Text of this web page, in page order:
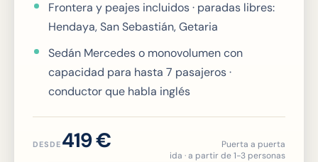
Frontera y peajes incluidos · paradas libres:
Hendaya, San Sebastián, Getaria
Sedán Mercedes o monovolumen con
capacidad para hasta 7 pasajeros ·
conductor que habla inglés
DESDE 419€
Puerta a puerta
ida · a partir de 1-3 personas